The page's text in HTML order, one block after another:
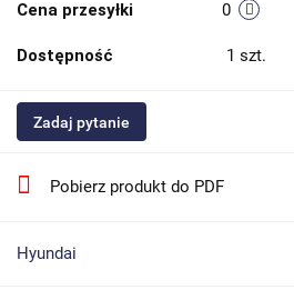
Cena przesyłki 0
Dostępność 1 szt.
Zadaj pytanie
Pobierz produkt do PDF
Hyundai